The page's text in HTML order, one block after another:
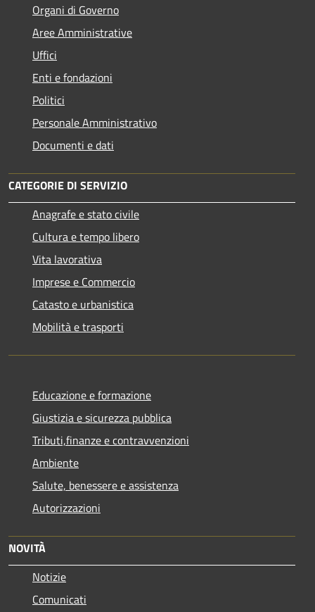
Organi di Governo
Aree Amministrative
Uffici
Enti e fondazioni
Politici
Personale Amministrativo
Documenti e dati
CATEGORIE DI SERVIZIO
Anagrafe e stato civile
Cultura e tempo libero
Vita lavorativa
Imprese e Commercio
Catasto e urbanistica
Mobilità e trasporti
Educazione e formazione
Giustizia e sicurezza pubblica
Tributi,finanze e contravvenzioni
Ambiente
Salute, benessere e assistenza
Autorizzazioni
NOVITÀ
Notizie
Comunicati